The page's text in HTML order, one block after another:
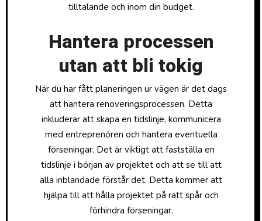
tilltalande och inom din budget.
Hantera processen
utan att bli tokig
När du har fått planeringen ur vägen är det dags
att hantera renoveringsprocessen. Detta
inkluderar att skapa en tidslinje, kommunicera
med entreprenören och hantera eventuella
förseningar. Det är viktigt att fastställa en
tidslinje i början av projektet och att se till att
alla inblandade förstår det. Detta kommer att
hjälpa till att hålla projektet på rätt spår och
förhindra förseningar.